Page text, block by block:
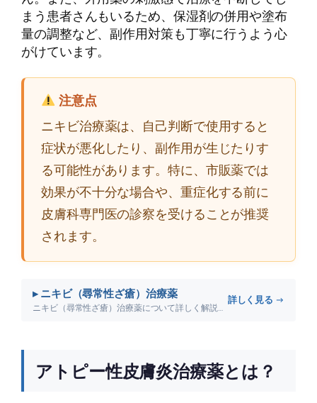
まう患者さんもいるため、保湿剤の併用や塗布
量の調整など、副作用対策も丁寧に行うよう心
がけています。
注意点
ニキビ治療薬は、自己判断で使用すると
症状が悪化したり、副作用が生じたりす
る可能性があります。特に、市販薬では
効果が不十分な場合や、重症化する前に
皮膚科専門医の診察を受けることが推奨
されます。
▸ ニキビ（尋常性ざ瘡）治療薬
ニキビ（尋常性ざ瘡）治療薬について詳しく解説します。
詳しく見る →
アトピー性皮膚炎治療薬とは？